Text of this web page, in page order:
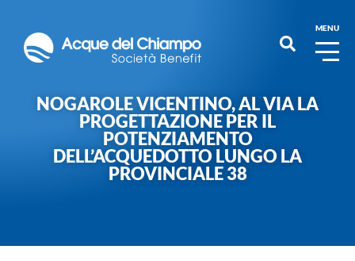
MENU
NOGAROLE VICENTINO, AL VIA LA
PROGETTAZIONE PER IL
POTENZIAMENTO
DELL’ACQUEDOTTO LUNGO LA
PROVINCIALE 38